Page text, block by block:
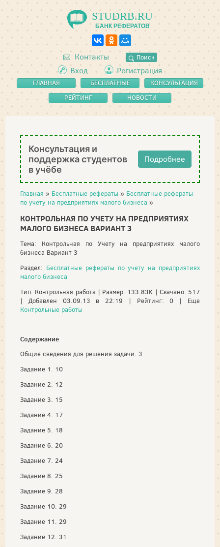
STUDRB.RU
БАНК РЕФЕРАТОВ
Контакты Поиск
Вход Регистрация
ГЛАВНАЯ
БЕСПЛАТНЫЕ
РЕФЕРАТЫ
КОНСУЛЬТАЦИЯ
РЕЙТИНГ
НОВОСТИ
Консультация и
поддержка студентов
в учёбе
Подробнее
Главная » Бесплатные рефераты » Бесплатные рефераты
по учету на предприятиях малого бизнеса »
КОНТРОЛЬНАЯ ПО УЧЕТУ НА ПРЕДПРИЯТИЯХ
МАЛОГО БИЗНЕСА ВАРИАНТ 3
Тема: Контрольная по Учету на предприятиях малого
бизнеса Вариант 3
Раздел: Бесплатные рефераты по учету на предприятиях
малого бизнеса
Тип: Контрольная работа | Размер: 133.83K | Скачано: 517
| Добавлен 03.09.13 в 22:19 | Рейтинг: 0 | Еще
Контрольные работы
Содержание
Общие сведения для решения задачи. 3
Задание 1. 10
Задание 2. 12
Задание 3. 15
Задание 4. 17
Задание 5. 18
Задание 6. 20
Задание 7. 24
Задание 8. 25
Задание 9. 28
Задание 10. 29
Задание 11. 29
Задание 12. 31